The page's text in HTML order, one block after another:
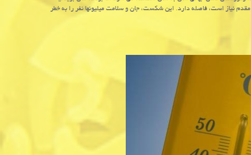
نیاز است، فاصله دارد. این شکست، جان و سلامت میلیونها نفر را به خطر